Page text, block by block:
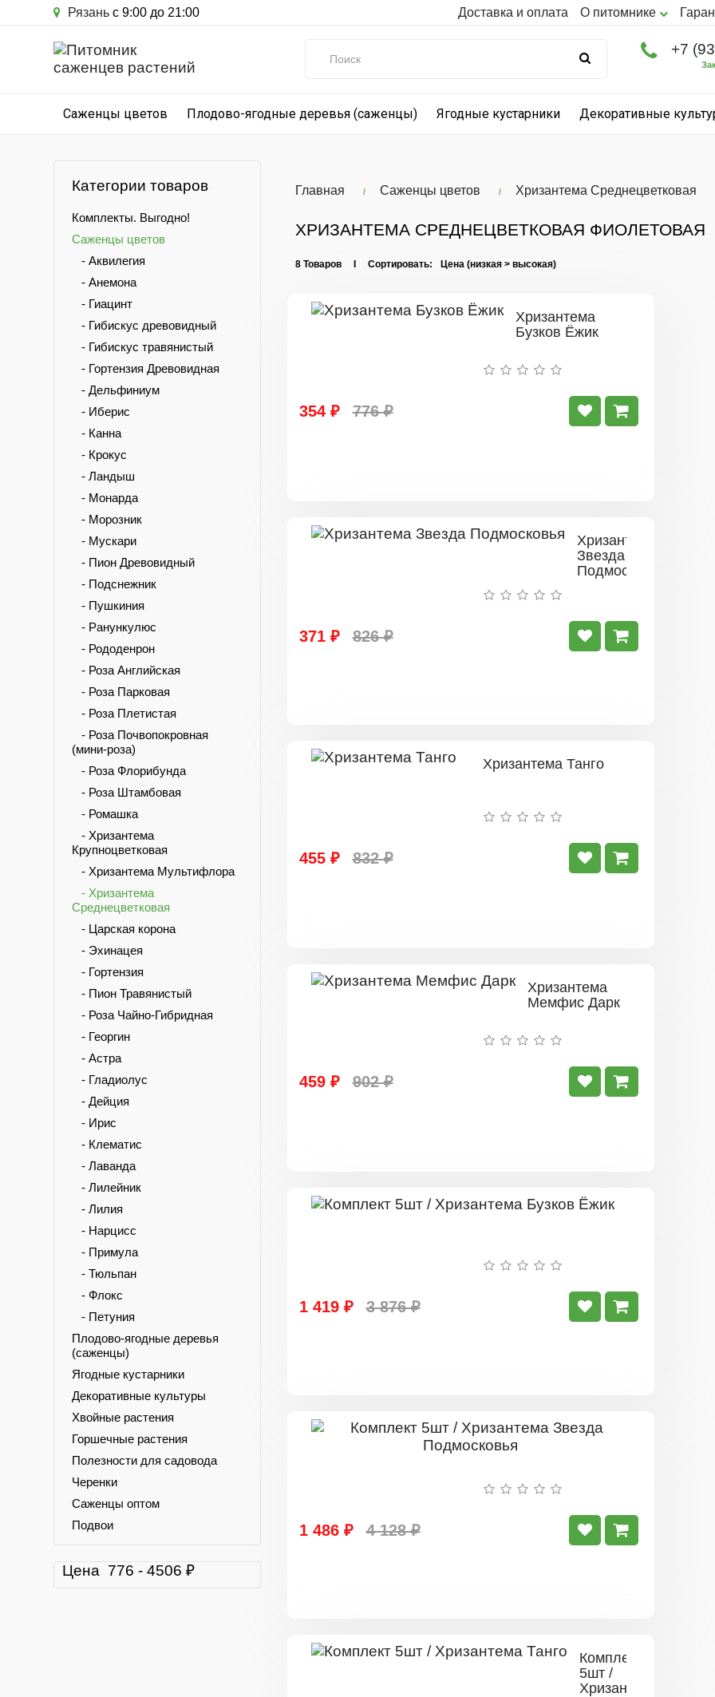
Рязань с 9:00 до 21:00 Доставка и оплата О питомнике
+7
Саженцы цветов Плодово-ягодные деревья (саженцы) Ягодные кустарники Декоративные
Категории товаров
Комплекты. Выгодно!
Саженцы цветов
- Аквилегия
- Анемона
- Гиацинт
- Гибискус древовидный
- Гибискус травянистый
- Гортензия Древовидная
- Дельфиниум
- Иберис
- Канна
- Крокус
- Ландыш
- Монарда
- Морозник
- Мускари
- Пион Древовидный
- Подснежник
- Пушкиния
- Ранункулюс
- Рододенрон
- Роза Английская
- Роза Парковая
- Роза Плетистая
- Роза Почвопокровная
(мини-роза)
- Роза Флорибунда
- Роза Штамбовая
- Ромашка
- Хризантема
Крупноцветковая
- Хризантема Мультифлора
- Хризантема
Среднецветковая
- Царская корона
- Эхинацея
- Гортензия
- Пион Травянистый
- Роза Чайно-Гибридная
- Георгин
- Астра
- Гладиолус
- Дейция
- Ирис
- Клематис
- Лаванда
- Лилейник
- Лилия
- Нарцисс
- Примула
- Тюльпан
- Флокс
- Петуния
Плодово-ягодные деревья
(саженцы)
Ягодные кустарники
Декоративные культуры
Хвойные растения
Горшечные растения
Полезности для садовода
Черенки
Саженцы оптом
Подвои
Цена 776 - 4506 ₽
Главная Саженцы цветов Хризантема Среднецветковая
ХРИЗАНТЕМА СРЕДНЕЦВЕТКОВАЯ ФИОЛЕТОВАЯ
8 Товаров I Сортировать:
Хризантема
Бузков Ёжик
354 ₽ 776 ₽
Хризантема
Звезда
Подмосковья
371 ₽ 826 ₽
Хризантема Танго
455 ₽ 832 ₽
Хризантема
Мемфис Дарк
459 ₽ 902 ₽
1 419 ₽ 3 876 ₽
1 486 ₽ 4 128 ₽
Комплект
5шт /
Хризантема